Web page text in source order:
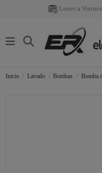
Lunes a
Inicio Lavado Bombas Bomba